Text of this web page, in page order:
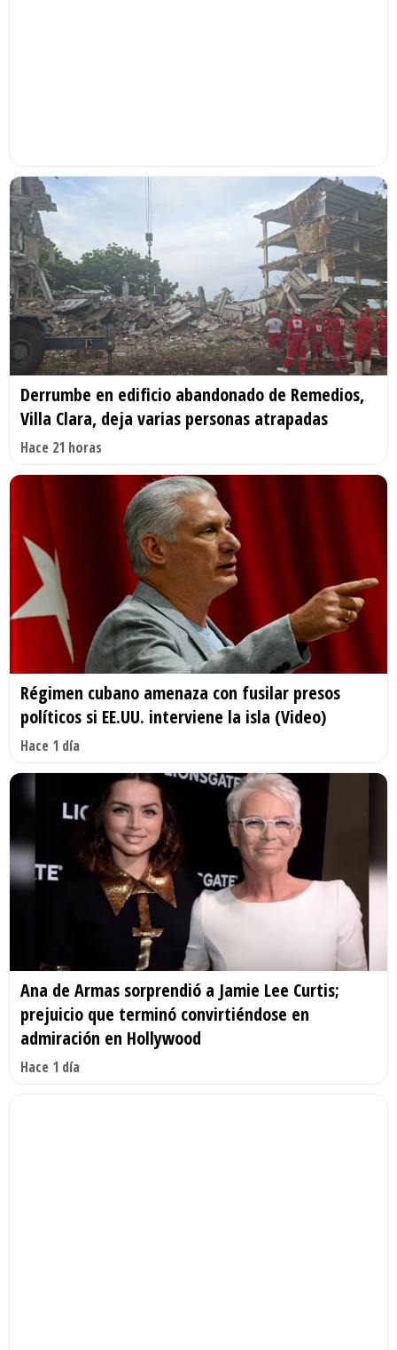
Derrumbe en edificio abandonado de Remedios,
Villa Clara, deja varias personas atrapadas
Hace 21 horas
Régimen cubano amenaza con fusilar presos
políticos si EE.UU. interviene la isla (Video)
Hace 1 día
Ana de Armas sorprendió a Jamie Lee Curtis;
prejuicio que terminó convirtiéndose en
admiración en Hollywood
Hace 1 día